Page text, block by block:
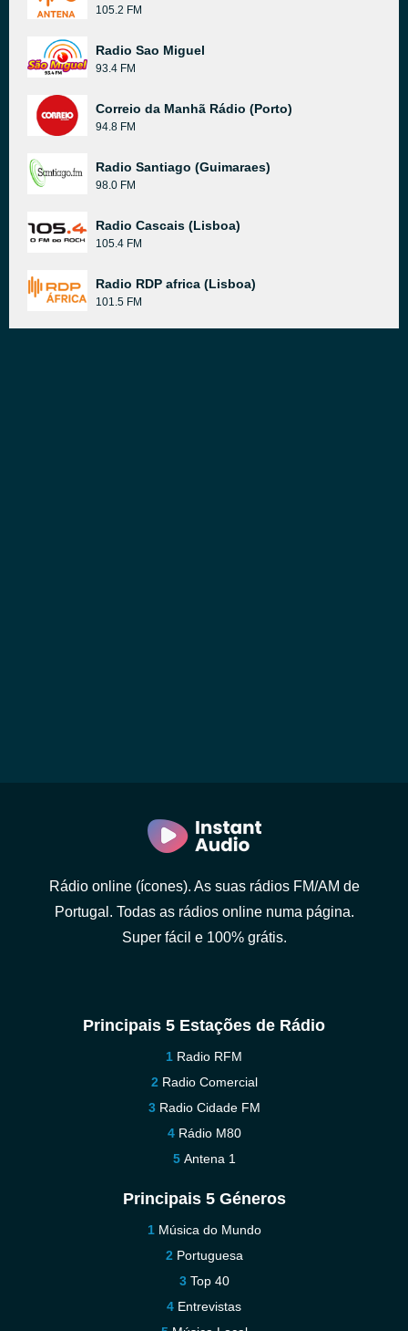
105.2 FM
Radio Sao Miguel
93.4 FM
Correio da Manhã Rádio (Porto)
94.8 FM
Radio Santiago (Guimaraes)
98.0 FM
Radio Cascais (Lisboa)
105.4 FM
Radio RDP africa (Lisboa)
101.5 FM
Rádio online (ícones). As suas rádios FM/AM de
Portugal. Todas as rádios online numa página.
Super fácil e 100% grátis.
Principais 5 Estações de Rádio
Radio RFM
Radio Comercial
Radio Cidade FM
Rádio M80
Antena 1
Principais 5 Géneros
Música do Mundo
Portuguesa
Top 40
Entrevistas